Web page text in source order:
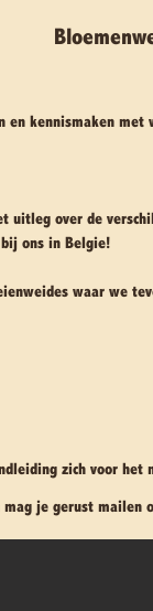
kennismaken
uitleg over de
ons in Belgie!
waar we
zich voor
je gerust mailen